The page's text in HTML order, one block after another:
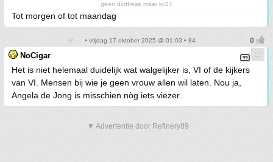
geen dvdfreak maar kc27
Tot morgen of tot maandag
• vrijdag 17 oktober 2025 @ 01:03 • 84
NoCigar
Het is niet helemaal duidelijk wat walgelijker is, VI of de kijkers
van VI. Mensen bij wie je geen vrouw allen wil laten. Nou ja,
Angela de Jong is misschien nòg iets viezer.
▼ Advertentie door Refinery89